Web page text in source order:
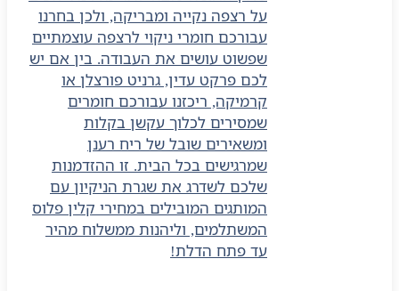
על רצפה נקייה ומבריקה, ולכן בחרנו
עבורכם חומרי ניקוי לרצפה עוצמתיים
שפשוט עושים את העבודה. בין אם יש
לכם פרקט עדין, גרניט פורצלן או
קרמיקה, ריכזנו עבורכם חומרים
שמסירים לכלוך עקשן בקלות
ומשאירים שובל של ריח רענן
שמרגישים בכל הבית. זו ההזדמנות
שלכם לשדרג את שגרת הניקיון עם
המותגים המובילים במחירי קלין פלוס
המשתלמים, וליהנות ממשלוח מהיר
עד פתח הדלת!